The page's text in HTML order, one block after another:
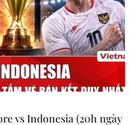
vs Indonesia (20h ngày